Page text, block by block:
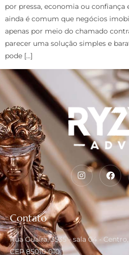
por pressa, economia ou confiança
ainda é comum que negócios
apenas por meio do chamado
parecer uma solução simples e
pode […]
Contato
Rua Guaíra, 3535 - sala 04 - Centro,
CEP 85010-010